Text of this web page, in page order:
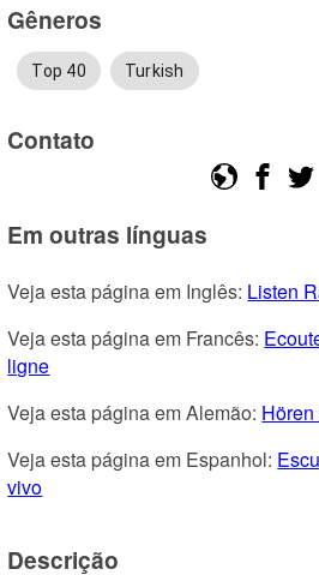
Gêneros
Top 40 Turkish
Contato
Em outras línguas
Veja esta página em Inglês: Listen
Veja esta página em Francês:
ligne
Veja esta página em Alemão:
Veja esta página em Espanhol:
vivo
Descrição